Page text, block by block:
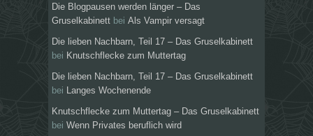
Die Blogpausen werden länger – Das
Gruselkabinett bei Als Vampir versagt
Die lieben Nachbarn, Teil 17 – Das Gruselkabinett
bei Knutschflecke zum Muttertag
Die lieben Nachbarn, Teil 17 – Das Gruselkabinett
bei
Langes Wochenende
Knutschflecke zum Muttertag – Das Gruselkabinett
bei Wenn Privates beruflich wird